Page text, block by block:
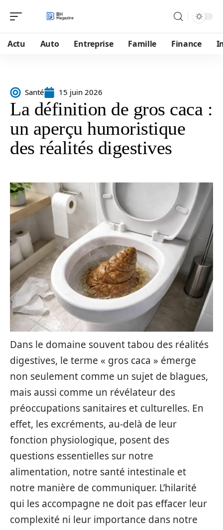
Actu Auto Entreprise Famille Finance
Santé 15 juin 2026
La définition de gros caca :
un aperçu humoristique
des réalités digestives
Dans le domaine souvent tabou des réalités
digestives, le terme « gros caca » émerge
non seulement comme un sujet de blagues,
mais aussi comme un révélateur des
préoccupations sanitaires et culturelles. En
effet, les excréments, au-delà de leur
fonction physiologique, posent des
questions essentielles sur notre
alimentation, notre santé intestinale et
notre manière de communiquer. L’hilarité
qui les accompagne ne doit pas effacer leur
complexité ni leur importance dans notre